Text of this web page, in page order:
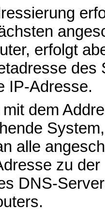
erfolgt
IP-Adresse.
dem
alle
zu
DNS-